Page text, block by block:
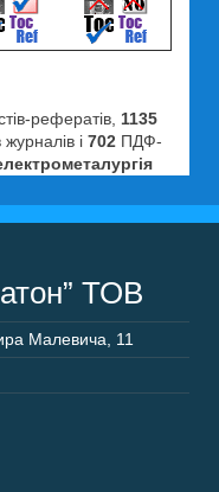
рефератів, 1135
і 702 ПДФ-
ТОВ
Малевича, 11